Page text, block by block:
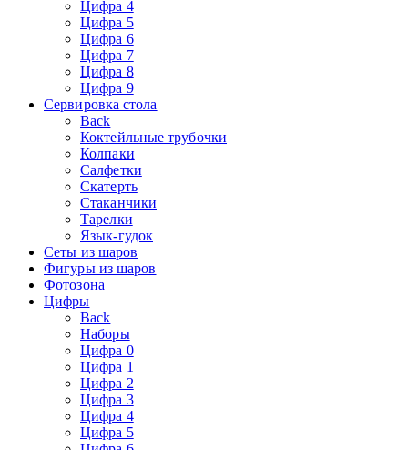
Цифра 4
Цифра 5
Цифра 6
Цифра 7
Цифра 8
Цифра 9
Сервировка стола
Back
Коктейльные трубочки
Колпаки
Салфетки
Скатерть
Стаканчики
Тарелки
Язык-гудок
Сеты из шаров
Фигуры из шаров
Фотозона
Цифры
Back
Наборы
Цифра 0
Цифра 1
Цифра 2
Цифра 3
Цифра 4
Цифра 5